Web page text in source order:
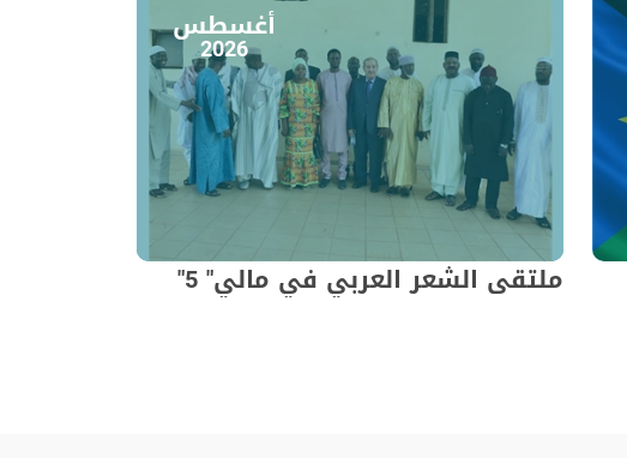
أغسطس
2026
ملتقى الشعر العربي في مالي" 5"